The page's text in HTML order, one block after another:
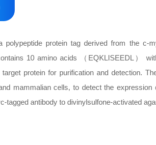
polypeptide protein tag derived from the c-
10 amino acids （EQKLISEEDL）
protein for purification and detection.
mammalian cells, to detect the
tagged antibody to divinylsulfone-activated